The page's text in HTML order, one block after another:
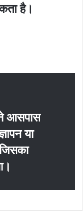
है।
आसपास
या